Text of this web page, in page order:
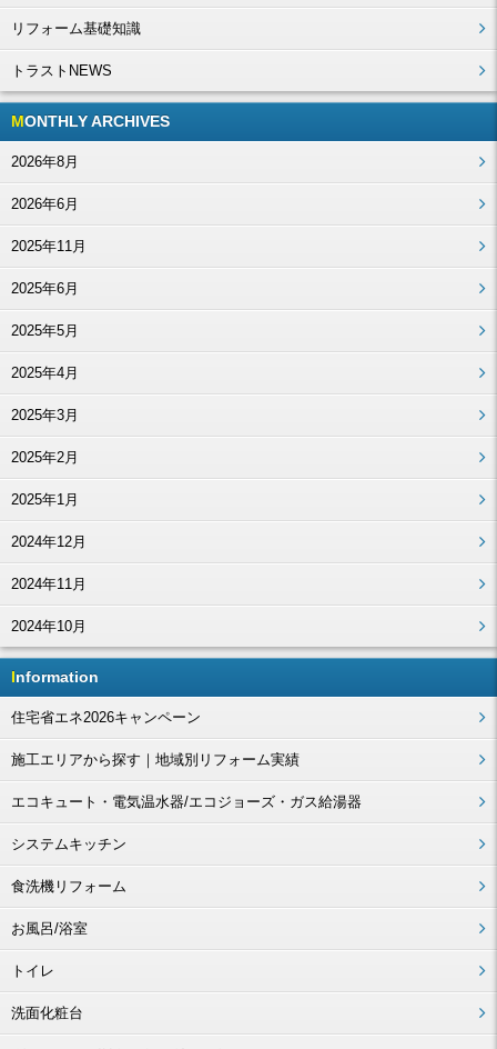
リフォーム基礎知識
トラストNEWS
MONTHLY ARCHIVES
2026年8月
2026年6月
2025年11月
2025年6月
2025年5月
2025年4月
2025年3月
2025年2月
2025年1月
2024年12月
2024年11月
2024年10月
Information
住宅省エネ2026キャンペーン
施工エリアから探す｜地域別リフォーム実績
エコキュート・電気温水器/エコジョーズ・ガス給湯器
システムキッチン
食洗機リフォーム
お風呂/浴室
トイレ
洗面化粧台